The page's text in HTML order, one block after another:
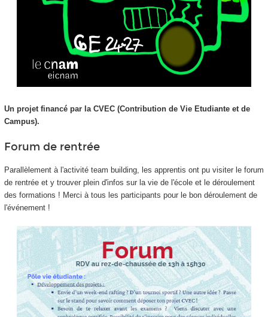
Un projet financé par la CVEC (Contribution de Vie Etudiante et de
Campus).
Forum de rentrée
Parallèlement à l'activité team building, les apprentis ont pu visiter le forum
de rentrée et y trouver plein d'infos sur la vie de l'école et le déroulement
des formations ! Merci à tous les participants pour le bon déroulement de
l'événement !